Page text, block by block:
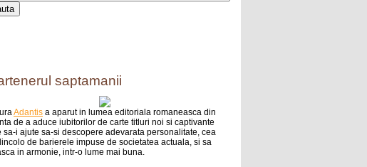
saptamanii
Adantis a aparut in lumea editoriala romaneasca din
de a aduce iubitorilor de carte titluri noi si captivante
sa-i ajute sa-si descopere adevarata personalitate, cea
de barierele impuse de societatea actuala, si sa
in armonie, intr-o lume mai buna.